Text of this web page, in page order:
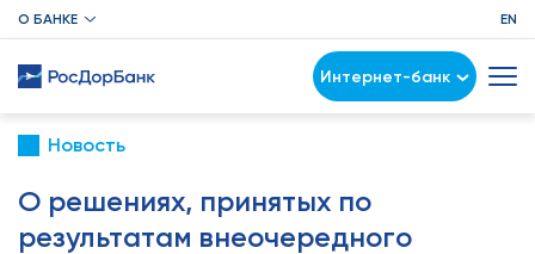
О БАНКЕ EN
Интернет-банк
Новость
О решениях, принятых по
результатам внеочередного